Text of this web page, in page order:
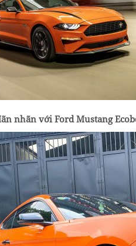
nhãn với Ford Mustang